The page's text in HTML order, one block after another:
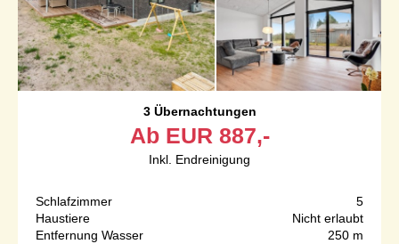
3 Übernachtungen
Ab EUR 887,-
Inkl. Endreinigung
Schlafzimmer
5
Haustiere
Nicht erlaubt
Entfernung Wasser
250 m